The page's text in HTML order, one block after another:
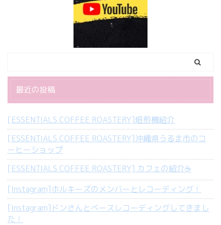
最近の投稿
[ESSENTIALS COFFEE ROASTERY]焙煎機紹介
[ESSENTIALS COFFEE ROASTERY]沖縄県うるま市のコ
ーヒーショップ
[ESSENTIALS COFFEE ROASTERY] カフェの紹介☕️
[Instagram]ホルキーズのメンバーとレコーディング！
[Instagram]ドンさんとベースレコーディングしてきまし
た！